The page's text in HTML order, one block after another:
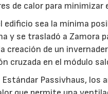
de calor para
edificio sea la mínima
y se trasladó a Zamora
de un
cruzada en el módulo
Passivhaus,